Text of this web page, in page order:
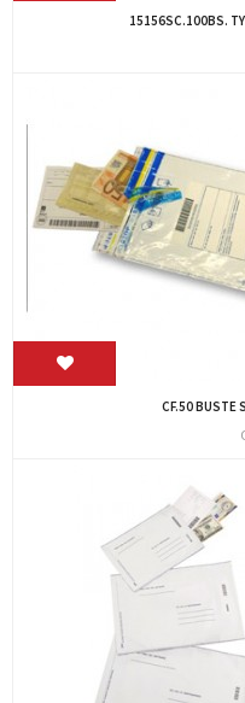
15156SC.100BS.
CF.50 BUSTE